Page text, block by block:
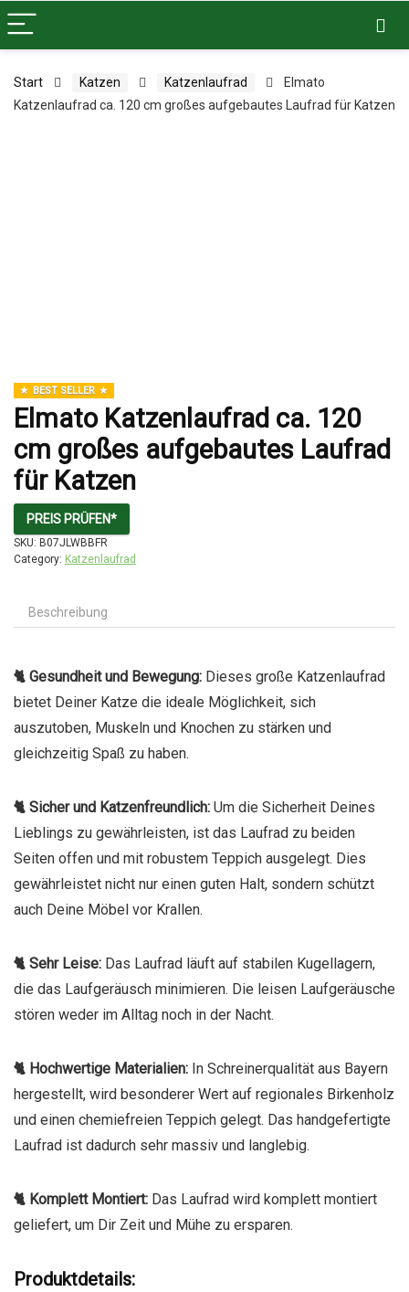
Start Katzen Katzenlaufrad
Elmato
Katzenlaufrad ca. 120 cm großes aufgebautes Laufrad für Katzen
BEST SELLER
Elmato Katzenlaufrad ca. 120
cm großes aufgebautes Laufrad
für Katzen
PREIS PRÜFEN*
SKU: B07JLWBBFR
Category: Katzenlaufrad
Beschreibung
🐈 Gesundheit und Bewegung: Dieses große Katzenlaufrad
bietet Deiner Katze die ideale Möglichkeit, sich
auszutoben, Muskeln und Knochen zu stärken und
gleichzeitig Spaß zu haben.
🐈 Sicher und Katzenfreundlich: Um die Sicherheit Deines
Lieblings zu gewährleisten, ist das Laufrad zu beiden
Seiten offen und mit robustem Teppich ausgelegt. Dies
gewährleistet nicht nur einen guten Halt, sondern schützt
auch Deine Möbel vor Krallen.
🐈 Sehr Leise: Das Laufrad läuft auf stabilen Kugellagern,
die das Laufgeräusch minimieren. Die leisen Laufgeräusche
stören weder im Alltag noch in der Nacht.
🐈 Hochwertige Materialien: In Schreinerqualität aus Bayern
hergestellt, wird besonderer Wert auf regionales Birkenholz
und einen chemiefreien Teppich gelegt. Das handgefertigte
Laufrad ist dadurch sehr massiv und langlebig.
🐈 Komplett Montiert: Das Laufrad wird komplett montiert
geliefert, um Dir Zeit und Mühe zu ersparen.
Produktdetails: